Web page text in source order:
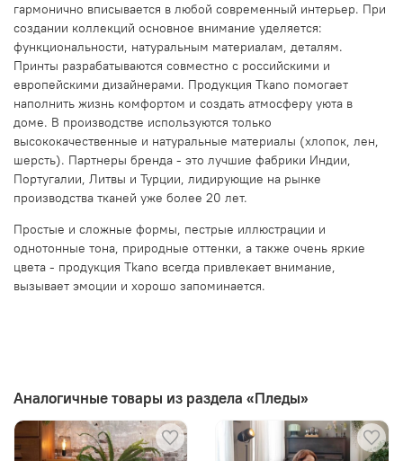
гармонично вписывается в любой современный интерьер. При
создании коллекций основное внимание уделяется:
функциональности, натуральным материалам, деталям.
Принты разрабатываются совместно с российскими и
европейскими дизайнерами. Продукция Tkano помогает
наполнить жизнь комфортом и создать атмосферу уюта в
доме. В производстве используются только
высококачественные и натуральные материалы (хлопок, лен,
шерсть). Партнеры бренда - это лучшие фабрики Индии,
Португалии, Литвы и Турции, лидирующие на рынке
производства тканей уже более 20 лет.
Простые и сложные формы, пестрые иллюстрации и
однотонные тона, природные оттенки, а также очень яркие
цвета - продукция Tkano всегда привлекает внимание,
вызывает эмоции и хорошо запоминается.
Аналогичные товары из раздела «Пледы»